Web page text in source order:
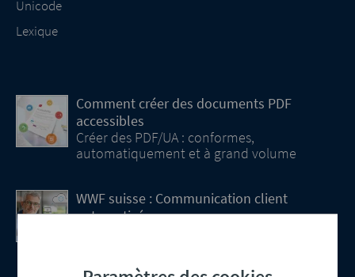
Unicode
Lexique
Comment créer des documents PDF
accessibles
Créer des PDF/UA : conformes,
automatiquement et à grand volume
WWF suisse : Communication client
automatisée